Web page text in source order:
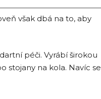
však dbá na to, aby
péči. Vyrábí širokou
stojany na kola. Navíc se